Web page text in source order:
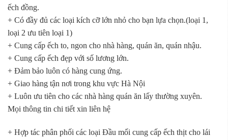
ếch đồng.
+ Có đầy đủ các loại kích cỡ lớn nhỏ cho bạn lựa chọn.(loại 1,
loại 2 ưu tiên loại 1)
+ Cung cấp ếch to, ngon cho nhà hàng, quán ăn, quán nhậu.
+ Cung cấp ếch đẹp với số lương lớn.
+ Đảm bảo luôn có hàng cung ứng.
+ Giao hàng tận nơi trong khu vực Hà Nội
+ Luôn ưu tiên cho các nhà hàng quán ăn lấy thường xuyên.
Mọi thông tin chi tiết xin liên hệ
+ Hợp tác phân phối các loại Đầu mối cung cấp ếch thịt cho lái